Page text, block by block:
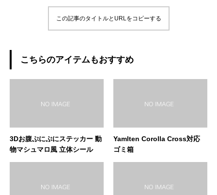
この記事のタイトルとURLをコピーする
こちらのアイテムもおすすめ
3Dお腹ぷにぷにステッカー 動
物マシュマロ風 立体シール
Yamlten Corolla Cross対応
ゴミ箱